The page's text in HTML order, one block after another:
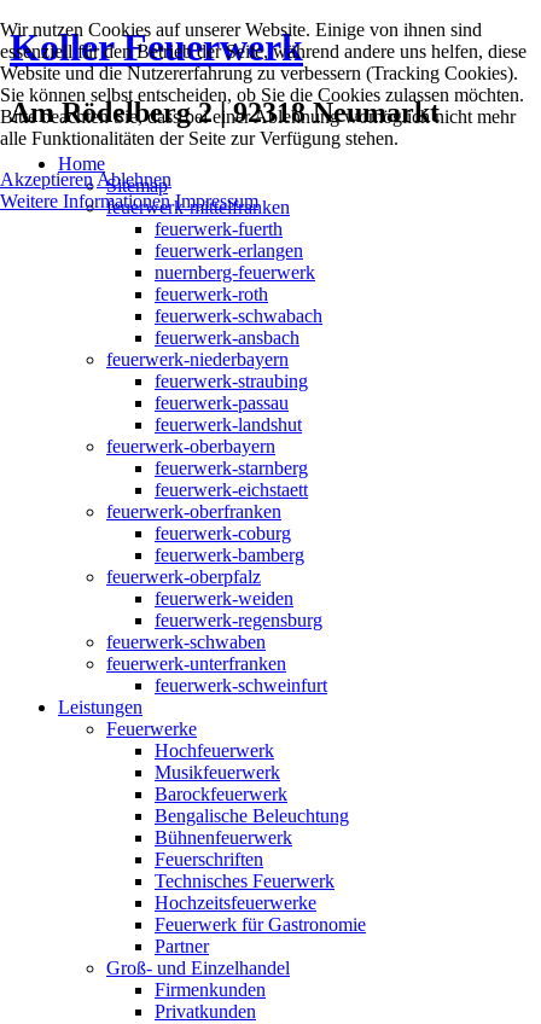
Koller Feuerwerk
Am Rödelberg 2 | 92318 Neumarkt
Home
Sitemap
feuerwerk-mittelfranken
feuerwerk-fuerth
feuerwerk-erlangen
nuernberg-feuerwerk
feuerwerk-roth
feuerwerk-schwabach
feuerwerk-ansbach
feuerwerk-niederbayern
feuerwerk-straubing
feuerwerk-passau
feuerwerk-landshut
feuerwerk-oberbayern
feuerwerk-starnberg
feuerwerk-eichstaett
feuerwerk-oberfranken
feuerwerk-coburg
feuerwerk-bamberg
feuerwerk-oberpfalz
feuerwerk-weiden
feuerwerk-regensburg
feuerwerk-schwaben
feuerwerk-unterfranken
feuerwerk-schweinfurt
Leistungen
Feuerwerke
Hochfeuerwerk
Musikfeuerwerk
Barockfeuerwerk
Bengalische Beleuchtung
Bühnenfeuerwerk
Feuerschriften
Technisches Feuerwerk
Hochzeitsfeuerwerke
Feuerwerk für Gastronomie
Partner
Groß- und Einzelhandel
Firmenkunden
Privatkunden
Wir nutzen Cookies auf unserer Website. Einige von ihnen sind
essenziell für den Betrieb der Seite, während andere uns helfen, diese
Website und die Nutzererfahrung zu verbessern (Tracking Cookies).
Sie können selbst entscheiden, ob Sie die Cookies zulassen möchten.
Bitte beachten Sie, dass bei einer Ablehnung womöglich nicht mehr
alle Funktionalitäten der Seite zur Verfügung stehen.
AkzeptierenAblehnen
Weitere Informationen Impressum